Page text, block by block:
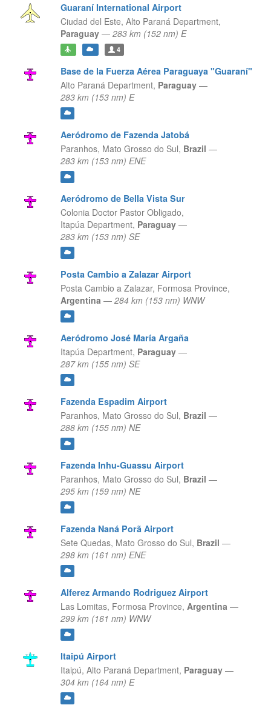
Guaraní International Airport
Ciudad del Este, Alto Paraná Department,
Paraguay — 283 km (152 nm) E
4
Base de la Fuerza Aérea Paraguaya "Guaraní"
Alto Paraná Department, Paraguay —
283 km (153 nm) E
Aeródromo de Fazenda Jatobá
Paranhos, Mato Grosso do Sul, Brazil —
283 km (153 nm) ENE
Aeródromo de Bella Vista Sur
Colonia Doctor Pastor Obligado,
Itapúa Department, Paraguay —
283 km (153 nm) SE
Posta Cambio a Zalazar Airport
Posta Cambio a Zalazar, Formosa Province,
Argentina — 284 km (153 nm) WNW
Aeródromo José María Argaña
Itapúa Department, Paraguay —
287 km (155 nm) SE
Fazenda Espadim Airport
Paranhos, Mato Grosso do Sul, Brazil —
288 km (155 nm) NE
Fazenda Inhu-Guassu Airport
Paranhos, Mato Grosso do Sul, Brazil —
295 km (159 nm) NE
Fazenda Naná Porã Airport
Sete Quedas, Mato Grosso do Sul, Brazil —
298 km (161 nm) ENE
Alferez Armando Rodriguez Airport
Las Lomitas, Formosa Province, Argentina —
299 km (161 nm) WNW
Itaipú Airport
Itaipú, Alto Paraná Department, Paraguay —
304 km (164 nm) E